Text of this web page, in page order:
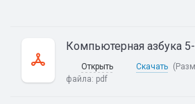
Компьютерная азбука
Открыть Скачать
файла: pdf